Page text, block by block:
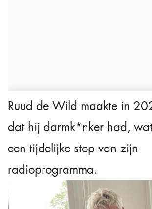
Ruud de Wild maakte in
dat hij darmk*nker had,
een tijdelijke stop van zijn
radioprogramma.